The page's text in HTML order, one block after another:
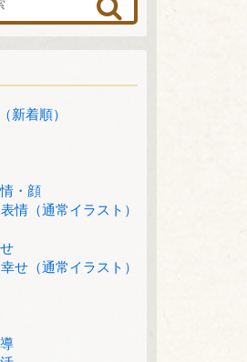
新着順）
・顔
情（通常イラスト）
せ（通常イラスト）